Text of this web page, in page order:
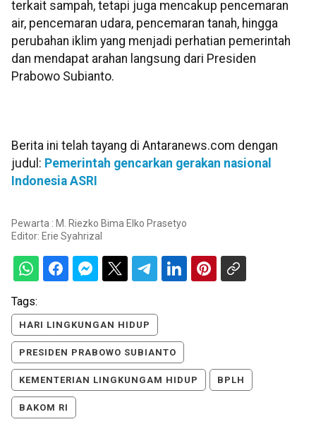
terkait sampah, tetapi juga mencakup pencemaran
air, pencemaran udara, pencemaran tanah, hingga
perubahan iklim yang menjadi perhatian pemerintah
dan mendapat arahan langsung dari Presiden
Prabowo Subianto.
Berita ini telah tayang di Antaranews.com dengan
judul: Pemerintah gencarkan gerakan nasional
Indonesia ASRI
Pewarta : M. Riezko Bima Elko Prasetyo
Editor: Erie Syahrizal
Tags:
HARI LINGKUNGAN HIDUP
PRESIDEN PRABOWO SUBIANTO
KEMENTERIAN LINGKUNGAM HIDUP BPLH
BAKOM RI